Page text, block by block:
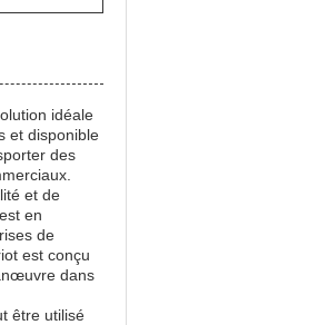
idéale
et disponible
des
et de
en
de
est conçu
dans
être utilisé